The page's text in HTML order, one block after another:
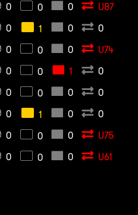
0 0 0
U87
0 1 0
0
0 0 0
U74
0 0 1
0
0 0 0
0
0 1 0
0
0 0 0
U75
0 0 0 U61